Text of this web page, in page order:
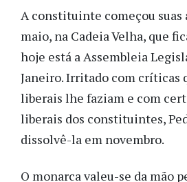
A constituinte começou suas
maio, na Cadeia Velha, que
hoje está a Assembleia
Janeiro. Irritado com críticas
liberais lhe faziam e com
liberais dos constituintes,
dissolvê-la em novembro.
O monarca valeu-se da mão